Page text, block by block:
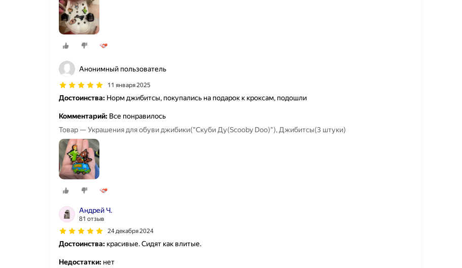
Анонимный пользователь
11 января 2025
Достоинства: Норм джибитсы, покупались на подарок к кроксам, подошли
Комментарий: Все понравилось
Товар — Украшения для обуви джибики("Скуби Ду(Scooby Doo)"), Джибитсы(3 штуки)
Андрей Ч.
81 отзыв
24 декабря 2024
Достоинства: красивые. Сидят как влитые.
Недостатки: нет